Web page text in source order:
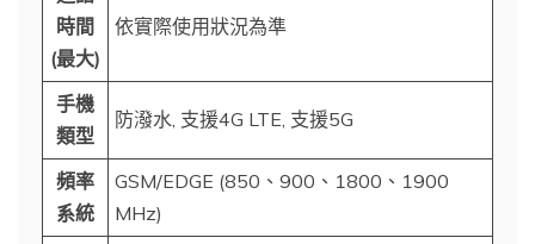
時間
(最大)
依實際使用狀況為準
手機
類型
防潑水, 支援4G LTE, 支援5G
頻率
系統
GSM/EDGE (850、900、1800、1900
MHz)